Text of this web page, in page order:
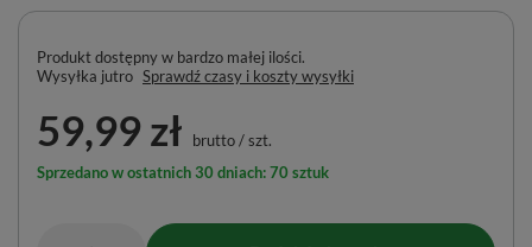
Produkt dostępny w bardzo małej ilości
Wysyłka jutro Sprawdź czasy i koszty wysyłki
59,99 zł brutto/szt.
Sprzedano w ostatnich 30 dniach: 70 sztuk